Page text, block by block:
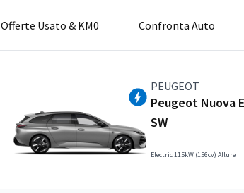
Offerte Usato & KM0 Confronta Auto
PEUGEOT
Peugeot Nuova
SW
Electric 115kW (156cv) Allure